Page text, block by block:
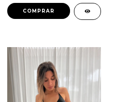
COMPRAR